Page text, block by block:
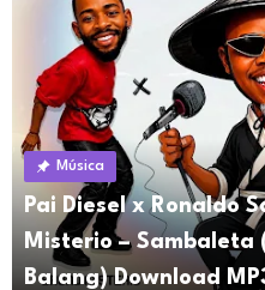
Música
Pai Diesel x Ronaldo
Misterio – Sambaleta
Balang) Download